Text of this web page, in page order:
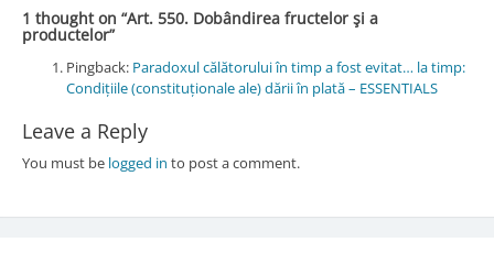
1 thought on “Art. 550. Dobândirea fructelor şi a
productelor”
Pingback: Paradoxul călătorului în timp a fost evitat… la timp:
Condițiile (constituționale ale) dării în plată – ESSENTIALS
Leave a Reply
You must be logged in to post a comment.